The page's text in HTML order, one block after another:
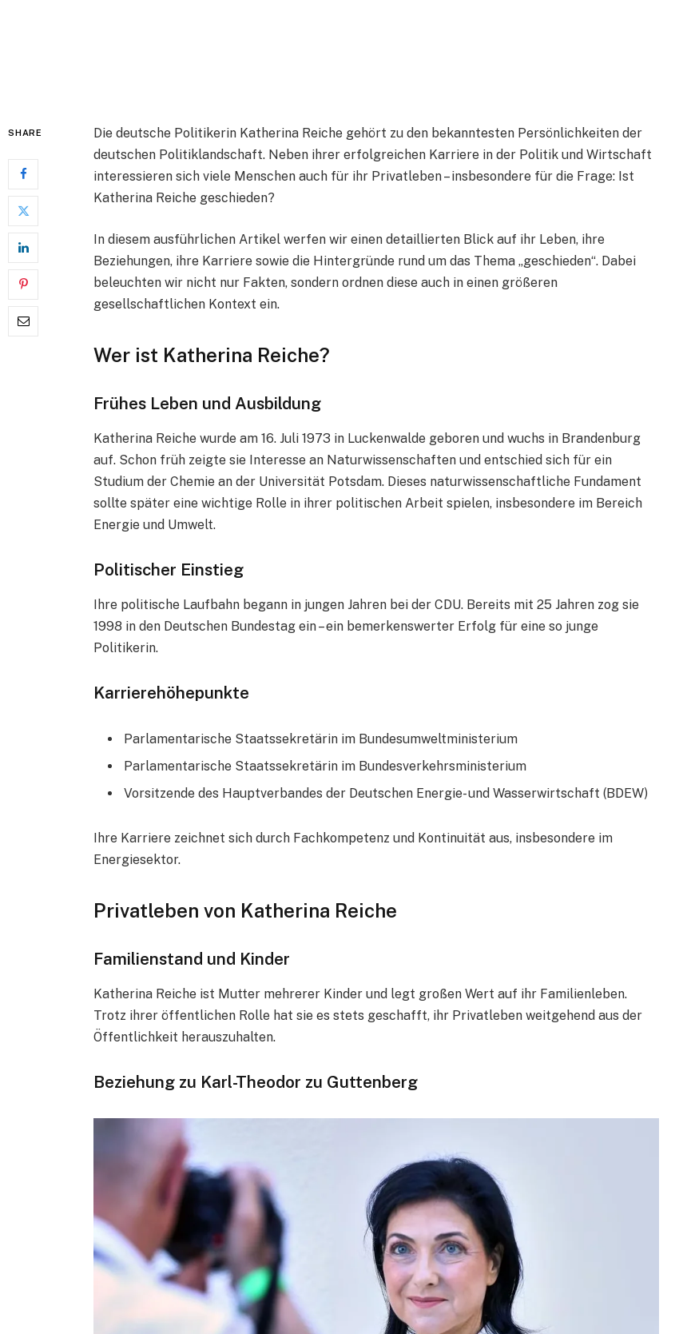
SHARE
Die deutsche Politikerin Katherina Reiche gehört zu den bekanntesten Persönlichkeiten der
deutschen Politiklandschaft. Neben ihrer erfolgreichen Karriere in der Politik und Wirtschaft
interessieren sich viele Menschen auch für ihr Privatleben – insbesondere für die Frage: Ist
Katherina Reiche geschieden?
In diesem ausführlichen Artikel werfen wir einen detaillierten Blick auf ihr Leben, ihre
Beziehungen, ihre Karriere sowie die Hintergründe rund um das Thema „geschieden“. Dabei
beleuchten wir nicht nur Fakten, sondern ordnen diese auch in einen größeren
gesellschaftlichen Kontext ein.
Wer ist Katherina Reiche?
Frühes Leben und Ausbildung
Katherina Reiche wurde am 16. Juli 1973 in Luckenwalde geboren und wuchs in Brandenburg
auf. Schon früh zeigte sie Interesse an Naturwissenschaften und entschied sich für ein
Studium der Chemie an der Universität Potsdam. Dieses naturwissenschaftliche Fundament
sollte später eine wichtige Rolle in ihrer politischen Arbeit spielen, insbesondere im Bereich
Energie und Umwelt.
Politischer Einstieg
Ihre politische Laufbahn begann in jungen Jahren bei der CDU. Bereits mit 25 Jahren zog sie
1998 in den Deutschen Bundestag ein – ein bemerkenswerter Erfolg für eine so junge
Politikerin.
Karrierehöhepunkte
Parlamentarische Staatssekretärin im Bundesumweltministerium
Parlamentarische Staatssekretärin im Bundesverkehrsministerium
Vorsitzende des Hauptverbandes der Deutschen Energie- und Wasserwirtschaft (BDEW)
Ihre Karriere zeichnet sich durch Fachkompetenz und Kontinuität aus, insbesondere im
Energiesektor.
Privatleben von Katherina Reiche
Familienstand und Kinder
Katherina Reiche ist Mutter mehrerer Kinder und legt großen Wert auf ihr Familienleben.
Trotz ihrer öffentlichen Rolle hat sie es stets geschafft, ihr Privatleben weitgehend aus der
Öffentlichkeit herauszuhalten.
Beziehung zu Karl-Theodor zu Guttenberg